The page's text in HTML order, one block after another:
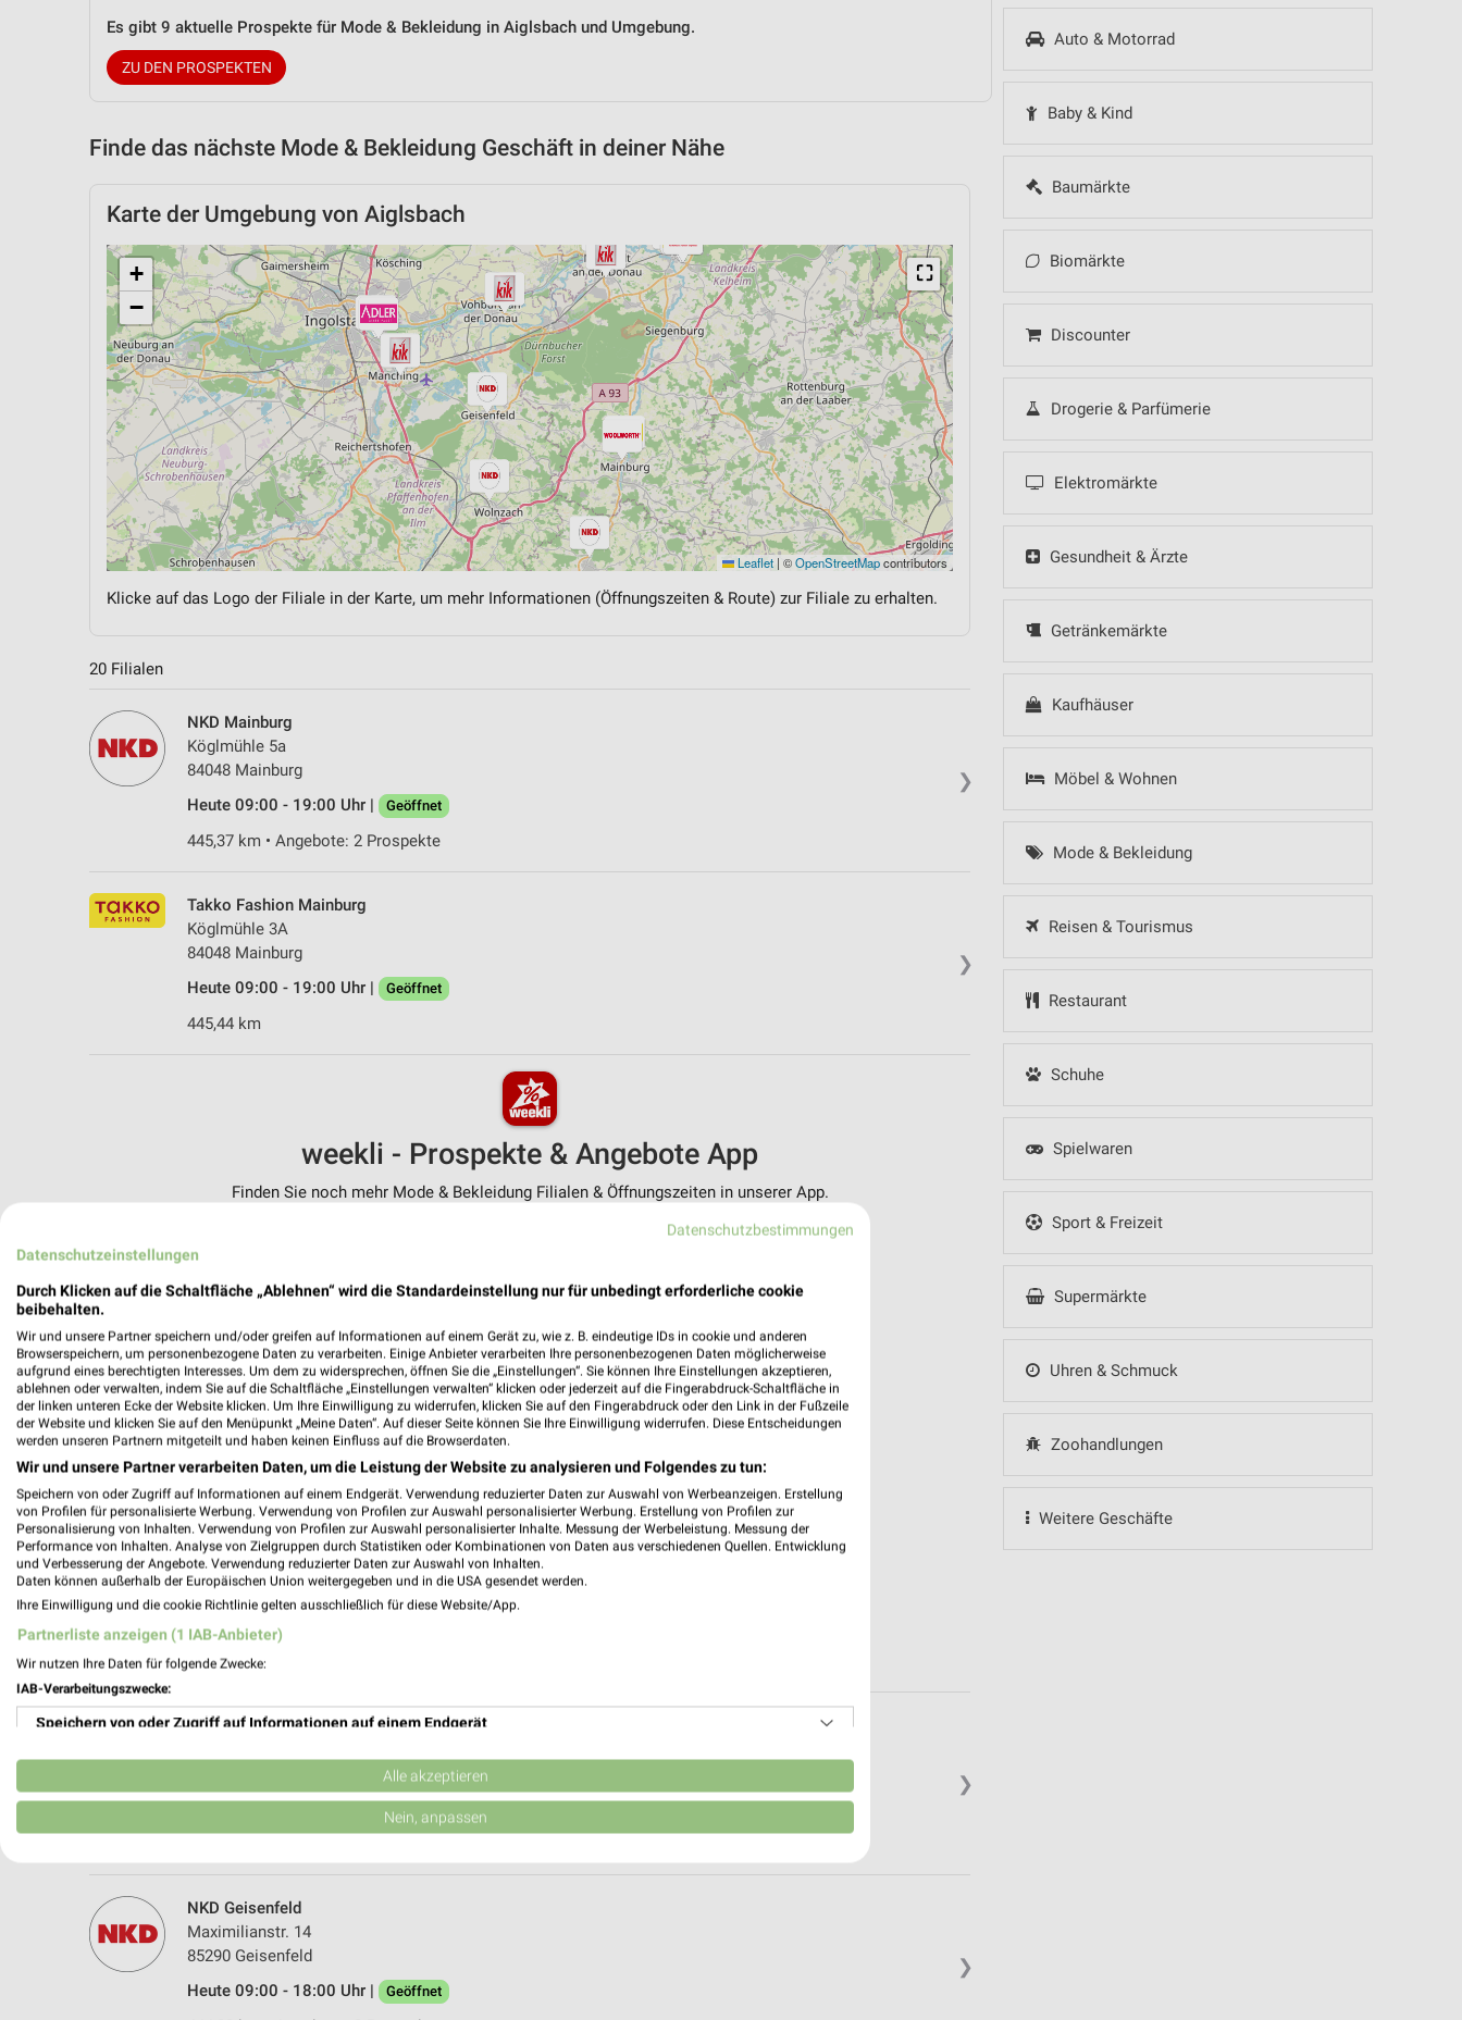
Auto & Motorrad
Baby & Kind
Baumärkte
Biomärkte
Discounter
Drogerie & Parfümerie
Elektromärkte
Gesundheit & Ärzte
Getränkemärkte
Kaufhäuser
Möbel & Wohnen
Mode & Bekleidung
Reisen & Tourismus
Restaurant
Schuhe
Spielwaren
Sport & Freizeit
Supermärkte
Uhren & Schmuck
Zoohandlungen
Weitere Geschäfte
Es gibt 9 aktuelle Prospekte für Mode & Bekleidung in Aiglsbach und Umgebung.
ZU DEN PROSPEKTEN
Finde das nächste Mode & Bekleidung Geschäft in deiner Nähe
Karte der Umgebung von Aiglsbach
⛶
+
−
Leaflet | ©OpenStreetMapcontributors
Klicke auf das Logo der Filiale in der Karte, um mehr Informationen (Öffnungszeiten & Route) zur Filiale zu erhalten.
20 Filialen
❯
NKD Mainburg
Köglmühle 5a
84048 Mainburg
Heute 09:00 - 19:00 Uhr |
Geöffnet
445,37 km • Angebote: 2 Prospekte
❯
Takko Fashion Mainburg
Köglmühle 3A
84048 Mainburg
Heute 09:00 - 19:00 Uhr |
Geöffnet
445,44 km
weekli - Prospekte & Angebote App
Finden Sie noch mehr Mode & Bekleidung Filialen & Öffnungszeiten in unserer App.
✔Push-Benachrichtigungen bei neuen Prospekten
Einkaufsliste - Einkauf stressfrei planen
Nutze weekli auch mobil – App jetzt laden oder QR-Code scannen.
❯
Woolworth Mainburg
Heute 09:00 - 19:00 Uhr | Geöffnet
❯
NKD Geisenfeld
Maximilianstr. 14
85290 Geisenfeld
Heute 09:00 - 18:00 Uhr |
Geöffnet
Datenschutzbestimmungen
Datenschutzeinstellungen
Durch Klicken auf die Schaltfläche „Ablehnen“ wird die Standardeinstellung nur für unbedingt erforderliche cookie
beibehalten.
Wir und unsere Partner speichern und/oder greifen auf Informationen auf einem Gerät zu, wie z. B. eindeutige IDs in cookie und anderen
Browserspeichern, um personenbezogene Daten zu verarbeiten. Einige Anbieter verarbeiten Ihre personenbezogenen Daten möglicherweise
aufgrund eines berechtigten Interesses. Um dem zu widersprechen, öffnen Sie die „Einstellungen“. Sie können Ihre Einstellungen akzeptieren,
ablehnen oder verwalten, indem Sie auf die Schaltfläche „Einstellungen verwalten“ klicken oder jederzeit auf die Fingerabdruck-Schaltfläche in
der linken unteren Ecke der Website klicken. Um Ihre Einwilligung zu widerrufen, klicken Sie auf den Fingerabdruck oder den Link in der Fußzeile
der Website und klicken Sie auf den Menüpunkt „Meine Daten“. Auf dieser Seite können Sie Ihre Einwilligung widerrufen. Diese Entscheidungen
werden unseren Partnern mitgeteilt und haben keinen Einfluss auf die Browserdaten.
Wir und unsere Partner verarbeiten Daten, um die Leistung der Website zu analysieren und Folgendes zu tun:
Speichern von oder Zugriff auf Informationen auf einem Endgerät. Verwendung reduzierter Daten zur Auswahl von Werbeanzeigen. Erstellung
von Profilen für personalisierte Werbung. Verwendung von Profilen zur Auswahl personalisierter Werbung. Erstellung von Profilen zur
Personalisierung von Inhalten. Verwendung von Profilen zur Auswahl personalisierter Inhalte. Messung der Werbeleistung. Messung der
Performance von Inhalten. Analyse von Zielgruppen durch Statistiken oder Kombinationen von Daten aus verschiedenen Quellen. Entwicklung
und Verbesserung der Angebote. Verwendung reduzierter Daten zur Auswahl von Inhalten.
Daten können außerhalb der Europäischen Union weitergegeben und in die USA gesendet werden.
Ihre Einwilligung und die cookie Richtlinie gelten ausschließlich für diese Website/App.
Partnerliste anzeigen (1 IAB-Anbieter)
Wir nutzen Ihre Daten für folgende Zwecke:
IAB-Verarbeitungszwecke:
Speichern von oder Zugriff auf Informationen auf einem Endgerät
Verwendung reduzierter Daten zur Auswahl von Werbeanzeigen
Erstellung von Profilen für personalisierte Werbung
Erstellung von Profilen zur Personalisierung von Inhalten
Verwendung von Profilen zur Auswahl personalisierter Inhalte
Messung der Werbeleistung
Alle akzeptieren
Nein, anpassen